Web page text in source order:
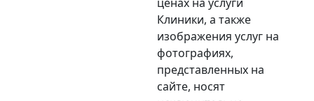
Клиники, а также
изображения услуг на
фотографиях,
представленных на
сайте, носят